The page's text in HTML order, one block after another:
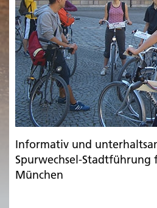
Informativ und
Spurwechsel-Stadtführung
München